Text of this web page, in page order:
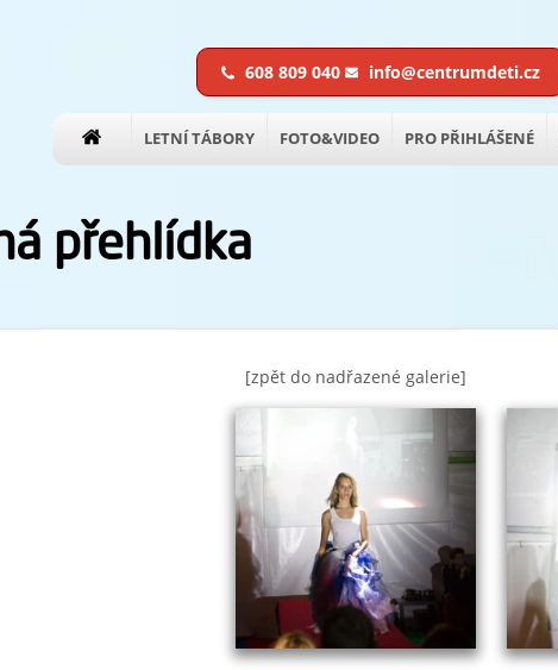
608 809 040 info@centrumdeti.cz
LETNÍ TÁBORY FOTO&VIDEO PRO PŘIHLÁŠENÉ
přehlídka
[zpět do nadřazené galerie]